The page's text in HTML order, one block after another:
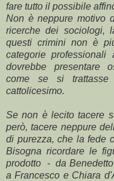
fare tutto il possibile
Non è neppure motivo
ricerche dei sociologi,
questi crimini non è
categorie
dovrebbe presentare
come se si
cattolicesimo.
Se non è lecito tacere
però, tacere neppure
di purezza, che la fede
Bisogna ricordare le
prodotto - da
a Francesco e Chiara